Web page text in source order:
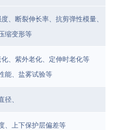
、断裂伸长率、抗剪弹性模量、
缩变形等
、紫外老化、定伸时老化等
能、盐雾试验等
、
、上下保护层偏差等